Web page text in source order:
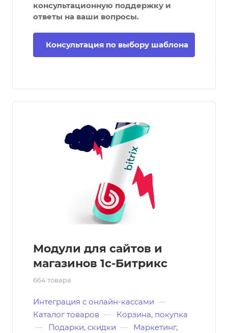
консультационную поддержку и
ответы на ваши вопросы.
Консультация по выбору шаблона
Модули для сайтов и
магазинов 1с-Битрикс
664 товара
Интеграция с онлайн-кассами —
Каталог товаров —
Корзина, покупка
—
Подарки, скидки —
Маркетинг,